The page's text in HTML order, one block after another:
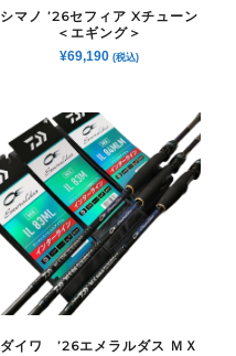
シマノ ’26セフィア Xチューン
＜エギング＞
¥69,190 (税込)
ダイワ ’26エメラルダス ＭＸ